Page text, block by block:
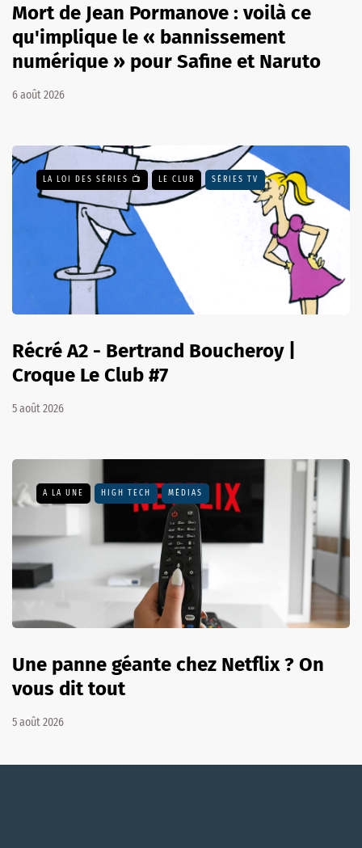
Mort de Jean Pormanove : voilà ce
qu'implique le « bannissement
numérique » pour Safine et Naruto
6 août 2026
LA LOI DES SÉRIES 📺 LE CLUB SÉRIES TV
Récré A2 - Bertrand Boucheroy |
Croque Le Club #7
5 août 2026
A LA UNE HIGH TECH MÉDIAS
Une panne géante chez Netflix ? On
vous dit tout
5 août 2026